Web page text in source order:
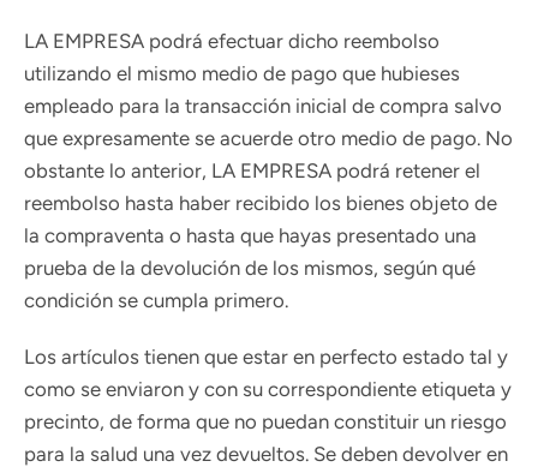
LA EMPRESA podrá efectuar dicho reembolso
utilizando el mismo medio de pago que hubieses
empleado para la transacción inicial de compra salvo
que expresamente se acuerde otro medio de pago. No
obstante lo anterior, LA EMPRESA podrá retener el
reembolso hasta haber recibido los bienes objeto de
la compraventa o hasta que hayas presentado una
prueba de la devolución de los mismos, según qué
condición se cumpla primero.
Los artículos tienen que estar en perfecto estado tal y
como se enviaron y con su correspondiente etiqueta y
precinto, de forma que no puedan constituir un riesgo
para la salud una vez devueltos. Se deben devolver en